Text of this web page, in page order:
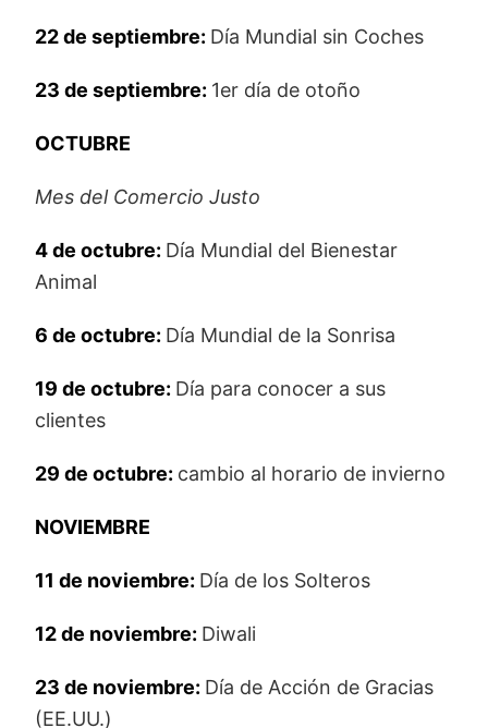
22 de septiembre: Día Mundial sin Coches
23 de septiembre: 1er día de otoño
OCTUBRE
Mes del Comercio Justo
4 de octubre: Día Mundial del Bienestar
Animal
6 de octubre: Día Mundial de la Sonrisa
19 de octubre: Día para conocer a sus
clientes
29 de octubre: cambio al horario de invierno
NOVIEMBRE
11 de noviembre: Día de los Solteros
12 de noviembre: Diwali
23 de noviembre: Día de Acción de Gracias
(EE.UU.)